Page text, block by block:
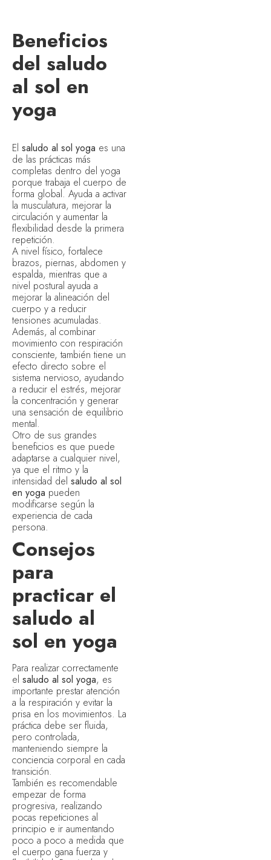
Beneficios
del saludo
al sol en
yoga
El saludo al sol yoga es una
de las prácticas más
completas dentro del yoga
porque trabaja el cuerpo de
forma global. Ayuda a activar
la musculatura, mejorar la
circulación y aumentar la
flexibilidad desde la primera
repetición.
A nivel físico, fortalece
brazos, piernas, abdomen y
espalda, mientras que a
nivel postural ayuda a
mejorar la alineación del
cuerpo y a reducir
tensiones acumuladas.
Además, al combinar
movimiento con respiración
consciente, también tiene un
efecto directo sobre el
sistema nervioso, ayudando
a reducir el estrés, mejorar
la concentración y generar
una sensación de equilibrio
mental.
Otro de sus grandes
beneficios es que puede
adaptarse a cualquier nivel,
ya que el ritmo y la
intensidad del saludo al sol
en yoga pueden
modificarse según la
experiencia de cada
persona.
Consejos
para
practicar el
saludo al
sol en yoga
Para realizar correctamente
el saludo al sol yoga, es
importante prestar atención
a la respiración y evitar la
prisa en los movimientos. La
práctica debe ser fluida,
pero controlada,
manteniendo siempre la
conciencia corporal en cada
transición.
También es recomendable
empezar de forma
progresiva, realizando
pocas repeticiones al
principio e ir aumentando
poco a poco a medida que
el cuerpo gana fuerza y